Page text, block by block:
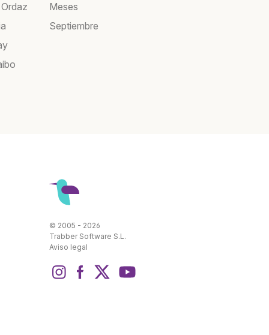
Meses
Septiembre
© 2005 - 2026
Trabber Software S.L.
Aviso legal